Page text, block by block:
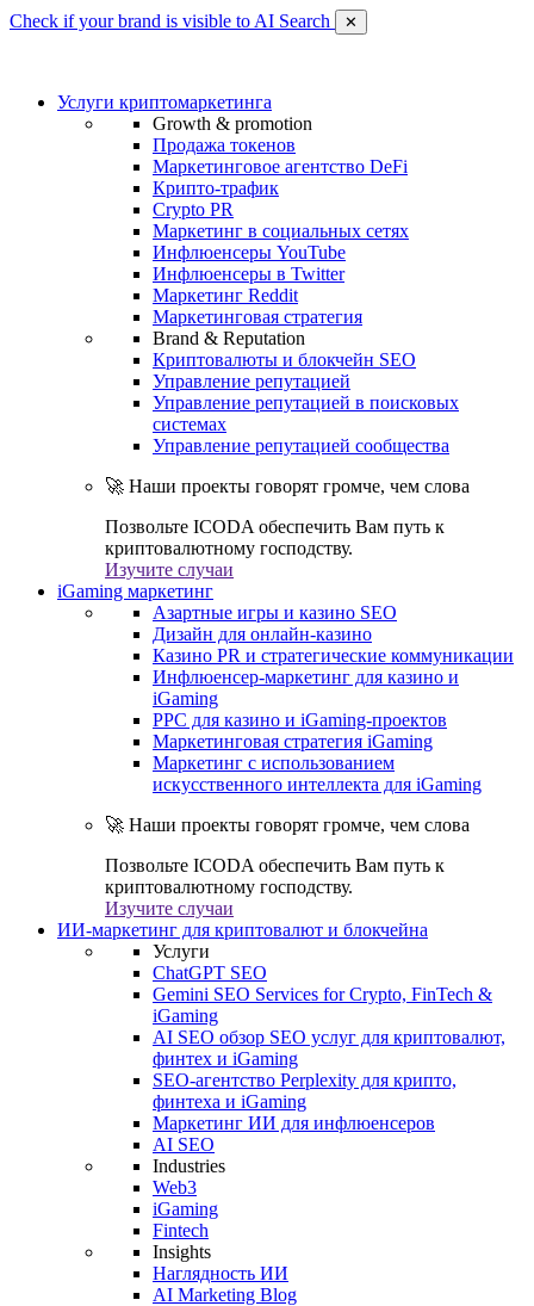
Check if your brand is visible to AI Search ✕
Услуги криптомаркетинга
Growth & promotion
Продажа токенов
Маркетинговое агентство DeFi
Крипто-трафик
Crypto PR
Маркетинг в социальных сетях
Инфлюенсеры YouTube
Инфлюенсеры в Twitter
Маркетинг Reddit
Маркетинговая стратегия
Brand & Reputation
Криптовалюты и блокчейн SEO
Управление репутацией
Управление репутацией в поисковых
системах
Управление репутацией сообщества
🚀 Наши проекты говорят громче, чем слова
Позвольте ICODA обеспечить Вам путь к
криптовалютному господству.
Изучите случаи
iGaming маркетинг
Азартные игры и казино SEO
Дизайн для онлайн-казино
Казино PR и стратегические коммуникации
Инфлюенсер-маркетинг для казино и
iGaming
PPC для казино и iGaming-проектов
Маркетинговая стратегия iGaming
Маркетинг с использованием
искусственного интеллекта для iGaming
🚀 Наши проекты говорят громче, чем слова
Позвольте ICODA обеспечить Вам путь к
криптовалютному господству.
Изучите случаи
ИИ-маркетинг для криптовалют и блокчейна
Услуги
ChatGPT SEO
Gemini SEO Services for Crypto, FinTech &
iGaming
AI SEO обзор SEO услуг для криптовалют,
финтех и iGaming
SEO-агентство Perplexity для крипто,
финтеха и iGaming
Маркетинг ИИ для инфлюенсеров
AI SEO
Industries
Web3
iGaming
Fintech
Insights
Наглядность ИИ
AI Marketing Blog